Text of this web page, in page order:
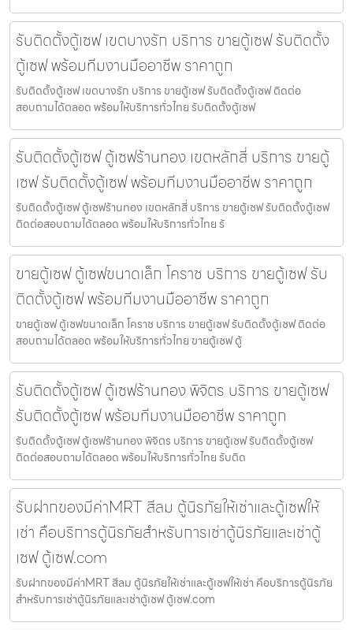
รับติดตั้งตู้เซฟ เขตบางรัก บริการ ขายตู้เซฟ รับติดตั้ง
ตู้เซฟ พร้อมทีมงานมืออาชีพ ราคาถูก
รับติดตั้งตู้เซฟ เขตบางรัก บริการ ขายตู้เซฟ รับติดตั้งตู้เซฟ ติดต่อ
สอบถามได้ตลอด พร้อมให้บริการทั่วไทย รับติดตั้งตู้เซฟ
รับติดตั้งตู้เซฟ ตู้เซฟร้านทอง เขตหลักสี่ บริการ ขายตู้
เซฟ รับติดตั้งตู้เซฟ พร้อมทีมงานมืออาชีพ ราคาถูก
รับติดตั้งตู้เซฟ ตู้เซฟร้านทอง เขตหลักสี่ บริการ ขายตู้เซฟ รับติดตั้งตู้เซฟ
ติดต่อสอบถามได้ตลอด พร้อมให้บริการทั่วไทย รั
ขายตู้เซฟ ตู้เซฟขนาดเล็ก โคราช บริการ ขายตู้เซฟ รับ
ติดตั้งตู้เซฟ พร้อมทีมงานมืออาชีพ ราคาถูก
ขายตู้เซฟ ตู้เซฟขนาดเล็ก โคราช บริการ ขายตู้เซฟ รับติดตั้งตู้เซฟ ติดต่อ
สอบถามได้ตลอด พร้อมให้บริการทั่วไทย ขายตู้เซฟ ตู้
รับติดตั้งตู้เซฟ ตู้เซฟร้านทอง พิจิตร บริการ ขายตู้เซฟ
รับติดตั้งตู้เซฟ พร้อมทีมงานมืออาชีพ ราคาถูก
รับติดตั้งตู้เซฟ ตู้เซฟร้านทอง พิจิตร บริการ ขายตู้เซฟ รับติดตั้งตู้เซฟ
ติดต่อสอบถามได้ตลอด พร้อมให้บริการทั่วไทย รับติด
รับฝากของมีค่าMRT สีลม ตู้นิรภัยให้เช่าและตู้เซฟให้
เช่า คือบริการตู้นิรภัยสำหรับการเช่าตู้นิรภัยและเช่าตู้
เซฟ ตู้เซฟ.com
รับฝากของมีค่าMRT สีลม ตู้นิรภัยให้เช่าและตู้เซฟให้เช่า คือบริการตู้นิรภัย
สำหรับการเช่าตู้นิรภัยและเช่าตู้เซฟ ตู้เซฟ.com